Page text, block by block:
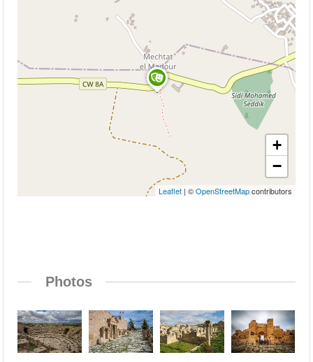
+
−
Leaflet| ©OpenStreetMapcontributors
Photos